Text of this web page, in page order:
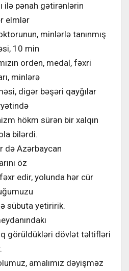
ilə pənah gətirənlərin
elmlər
minlərlə tanınmış
10 min
orden, medal, fəxri
minlərə
digər bəşəri qayğılar
hökm sürən bir xalqın
bilərdi.
də Azərbaycan
öz
edir, yolunda hər cür
sübuta yetiririk.
görüldükləri dövlət təltifləri
amalımız dəyişməz